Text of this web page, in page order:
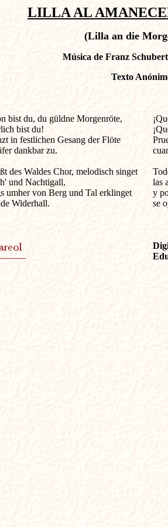
LILLA AL
(Lilla an die
Música de Franz
Texto
bist du, du güldne Morgenröte,
bist du!
in festlichen Gesang der Flöte
dankbar zu.
des Waldes Chor, melodisch singet
und Nachtigall,
umher von Berg und Tal erklinget
Widerhall.
las
y
se